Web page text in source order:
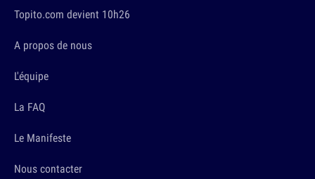
Topito.com devient 10h26
A propos de nous
L'équipe
La FAQ
Le Manifeste
Nous contacter